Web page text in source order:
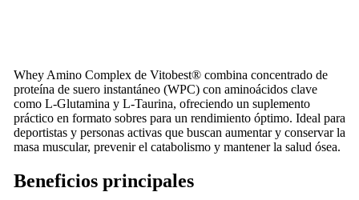
Whey Amino Complex de Vitobest® combina concentrado de
proteína de suero instantáneo (WPC) con aminoácidos clave
como L-Glutamina y L-Taurina, ofreciendo un suplemento
práctico en formato sobres para un rendimiento óptimo. Ideal para
deportistas y personas activas que buscan aumentar y conservar la
masa muscular, prevenir el catabolismo y mantener la salud ósea.
Beneficios principales